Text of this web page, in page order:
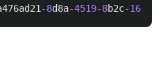
-8d8a-4519-8b2c-1650